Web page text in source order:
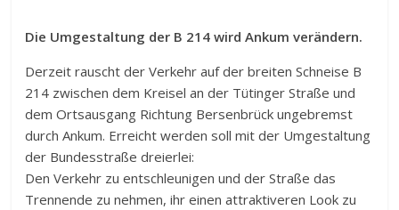
Die Umgestaltung der B 214 wird Ankum verändern.
Derzeit rauscht der Verkehr auf der breiten Schneise B
214 zwischen dem Kreisel an der Tütinger Straße und
dem Ortsausgang Richtung Bersenbrück ungebremst
durch Ankum. Erreicht werden soll mit der Umgestaltung
der Bundesstraße dreierlei:
Den Verkehr zu entschleunigen und der Straße das
Trennende zu nehmen, ihr einen attraktiveren Look zu